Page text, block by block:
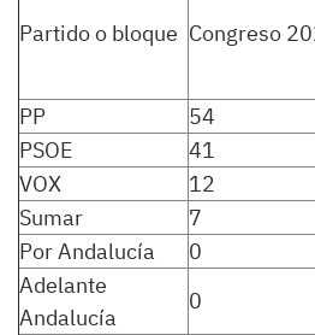
Partido o bloque Congreso
PP 54
PSOE
41
VOX
12
Sumar
7
Por Andalucía
0
Adelante
Andalucía
0